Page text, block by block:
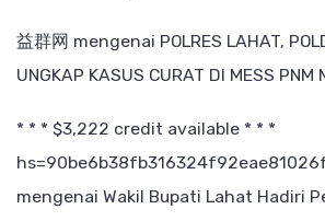
益群网 mengenai POLRES LAHAT,
UNGKAP KASUS CURAT DI MESS PNM
* * * $3,222 credit available * * *
mengenai Wakil Bupati Lahat Hadiri